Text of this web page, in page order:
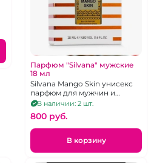
Парфюм "Silvana" мужские
18 мл
Silvana Mango Skin унисекс
парфюм для мужчин и
женщин
В наличии: 2 шт.
800 pуб.
В корзину